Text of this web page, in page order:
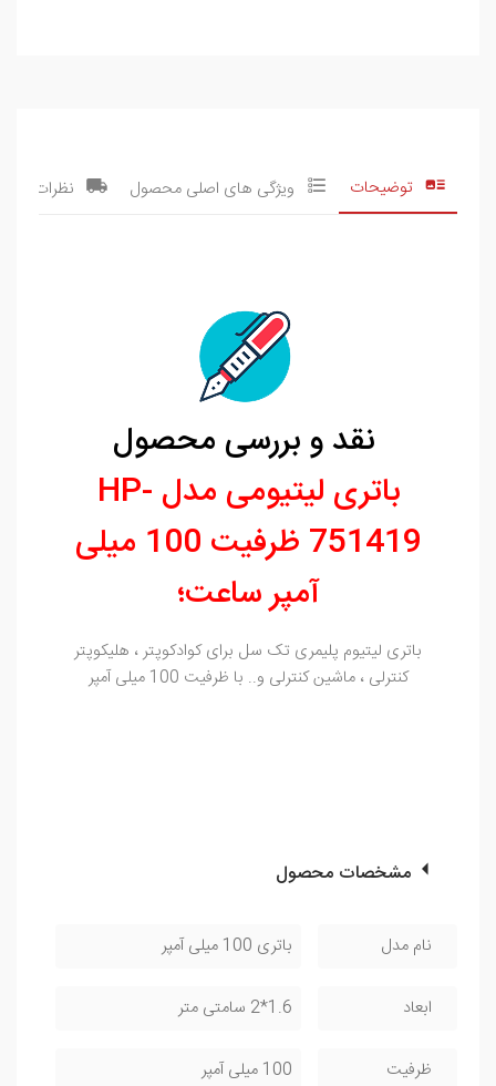
توضیحات ویژگی های اصلی محصول نظرات
نقد و بررسی محصول
باتری لیتیومی مدل HP-
751419 ظرفیت 100 میلی
آمپر ساعت؛
باتری لیتیوم پلیمری تک سل برای کوادکوپتر ، هلیکوپتر
کنترلی ، ماشین کنترلی و.. با ظرفیت 100 میلی آمپر
مشخصات محصول
نام مدل باتری 100 میلی آمپر
ابعاد 1.6*2 سامتی متر
ظرفیت 100 میلی آمپر